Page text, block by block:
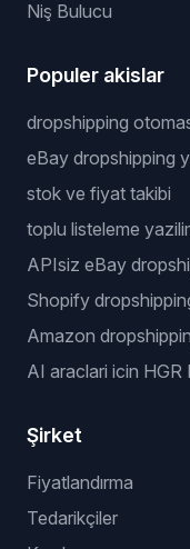
Niş Bulucu
Populer akislar
dropshipping
eBay dropshipping
stok ve fiyat takibi
toplu listeleme
APIsiz eBay
Shopify
Amazon
AI araclari icin HGR
Şirket
Fiyatlandırma
Tedarikçiler